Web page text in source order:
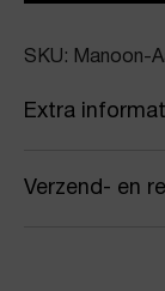
SKU: Manoon-
Extra
Kleur
Verzend- en